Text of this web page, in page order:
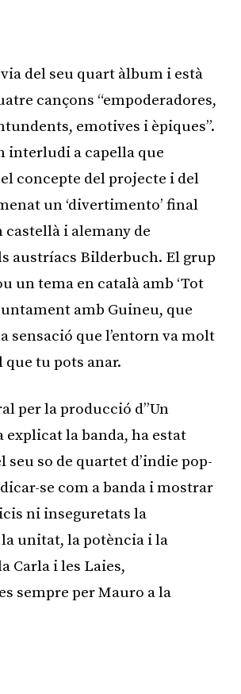
del seu quart àlbum i està
cançons “empoderadores,
emotives i èpiques”.
interludi a capella que
concepte del projecte i del
un ‘divertimento’ final
castellà i alemany de
austríacs Bilderbuch. El grup
un tema en català amb ‘Tot
amb Guineu, que
sensació que l’entorn va molt
que tu pots anar.
per la producció d’’Un
explicat la banda, ha estat
so de quartet d’indie pop-
se com a banda i mostrar
ni inseguretats la
unitat, la potència i la
Carla i les Laies,
sempre per Mauro a la